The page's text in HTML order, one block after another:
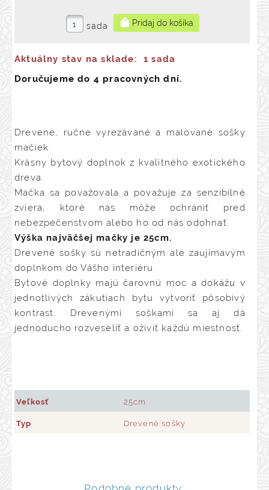
sada
Aktuálny stav na sklade:
1 sada
Doručujeme do 4 pracovných dní.
Drevené, ručne vyrezávané a malované sošky
mačiek.
Krásny bytový doplnok z kvalitného exotického
dreva.
Mačka sa považovala a považuje za senzibilné
zviera, ktoré nás môže ochrániť pred
nebezpečenstvom alebo ho od nás odohnať.
Výška najväčšej mačky je 25cm.
Drevené sošky sú netradičným ale zaujímavým
doplnkom do Vášho interiéru.
Bytové doplnky majú čarovnú moc a dokážu v
jednotlivých zákutiach bytu vytvoriť pôsobivý
kontrast. Drevenými soškami sa aj dá
jednoducho rozveseliť a oživiť každú miestnosť.
Veľkosť 25cm
Typ Drevené sošky